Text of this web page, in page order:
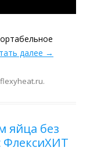
далее →
flexyheat.ru.
яйца без
ФлексиХИТ